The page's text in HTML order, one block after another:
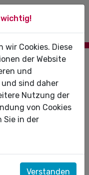
sich bitte mit dem
wir Cookies. Diese
der Website
und
sind daher
Nutzung der
von Cookies
Sie in der
Verstanden